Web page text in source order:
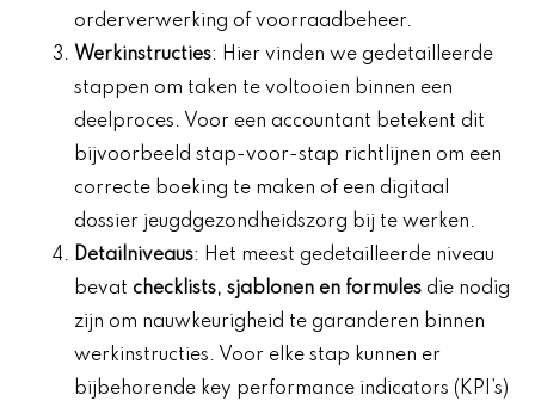
orderverwerking of voorraadbeheer.
Werkinstructies: Hier vinden we gedetailleerde
stappen om taken te voltooien binnen een
deelproces. Voor een accountant betekent dit
bijvoorbeeld stap-voor-stap richtlijnen om een
correcte boeking te maken of een digitaal
dossier jeugdgezondheidszorg bij te werken.
Detailniveaus: Het meest gedetailleerde niveau
bevat checklists, sjablonen en formules die nodig
zijn om nauwkeurigheid te garanderen binnen
werkinstructies. Voor elke stap kunnen er
bijbehorende key performance indicators (KPI’s)